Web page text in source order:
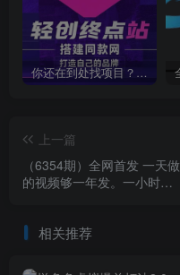
你还在到处找项目？还在当韭菜？我靠卖项目一个月收入5万+，曾经我也是个失败者。
上一篇
（6354期）全网首发 一天做
的视频够一年发。一小时收
相关推荐